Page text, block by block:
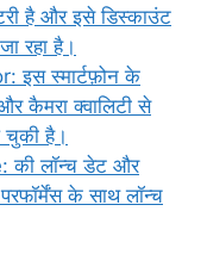
है और इसे डिस्काउंट
रहा है।
इस स्मार्टफ़ोन के
कैमरा क्वालिटी से
चुकी है।
लॉन्च डेट और
के साथ लॉन्च